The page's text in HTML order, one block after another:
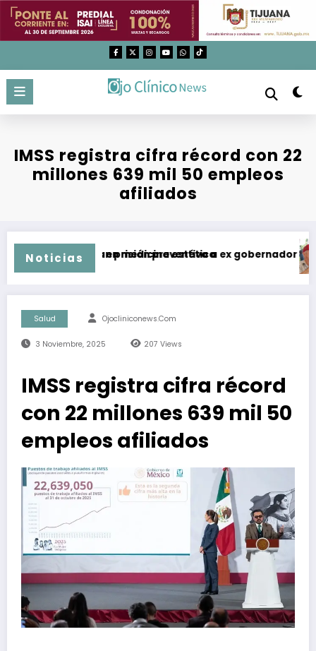
Saltar
contenido
IMSS registra cifra récord con 22
millones 639 mil 50 empleos
afiliados
Noticias
utilizados en medicina estética
Imputan y dan prisión preventiva a ex gobernador de
Salud Ojocliniconews.com
3 Noviembre, 2025 207 Views
IMSS registra cifra récord
con 22 millones 639 mil 50
empleos afiliados